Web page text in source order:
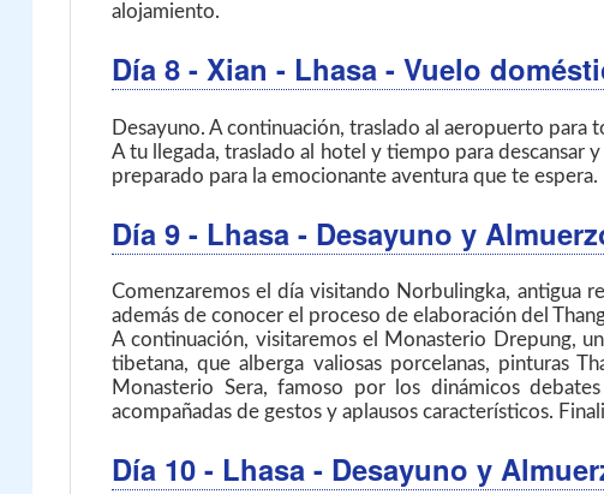
alojamiento.
Día 8 - Xian - Lhasa - Vuelo
Desayuno. A continuación, traslado al aeropuerto
A tu llegada, traslado al hotel y tiempo para descansar
preparado para la emocionante aventura que te espera.
Día 9 - Lhasa - Desayuno y
Comenzaremos el día visitando Norbulingka, antigua
además de conocer el proceso de elaboración del
A continuación, visitaremos el Monasterio Drepung,
tibetana, que alberga valiosas porcelanas, pinturas
Monasterio Sera, famoso por los dinámicos
acompañadas de gestos y aplausos característicos.
Día 10 - Lhasa - Desayuno y